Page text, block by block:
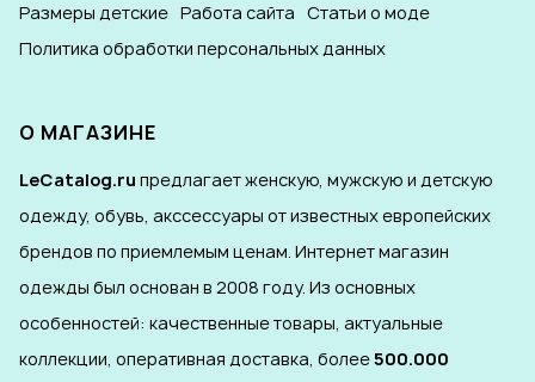
Размеры детские Работа сайта Статьи о моде
Политика обработки персональных данных
О МАГАЗИНЕ
LeCatalog.ru предлагает женскую, мужскую и детскую
одежду, обувь, акссессуары от известных европейских
брендов по приемлемым ценам. Интернет магазин
одежды был основан в 2008 году. Из основных
особенностей: качественные товары, актуальные
коллекции, оперативная доставка, более500.000